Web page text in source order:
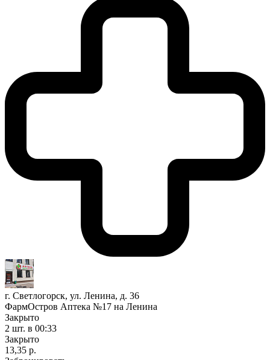
г. Светлогорск, ул. Ленина, д. 36
ФармОстров Аптека №17 на Ленина
Закрыто
2 шт. в 00:33
Закрыто
13,35 р.